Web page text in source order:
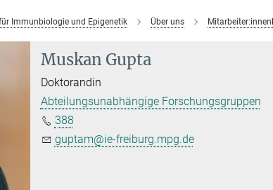
Immunbiologie und Epigenetik Über uns
Muskan Gupta
Doktorandin
Abteilungsunabhängige Forschungsgruppen
388
guptam@ie-freiburg.mpg.de